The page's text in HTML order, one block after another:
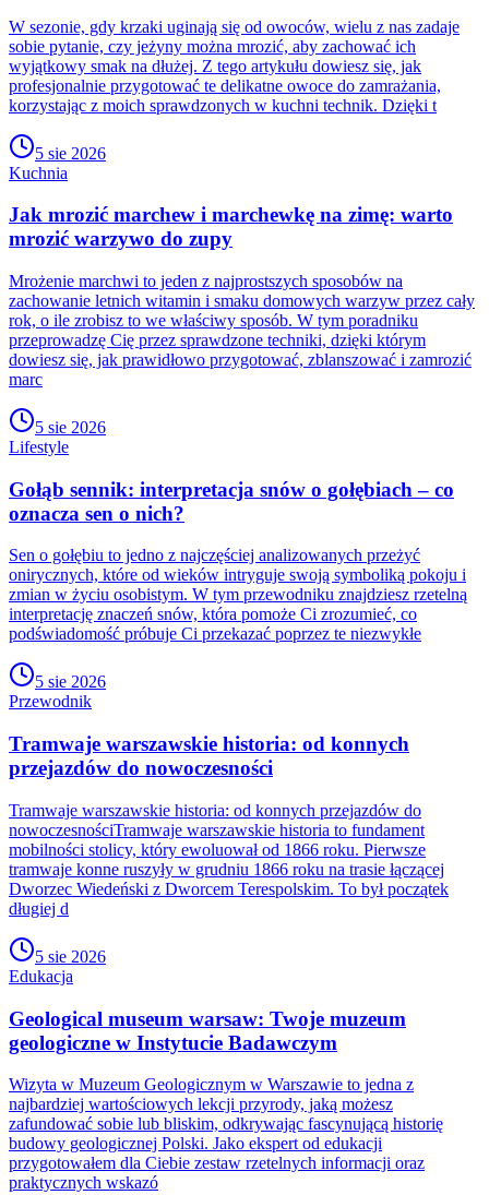
W sezonie, gdy krzaki uginają się od owoców, wielu z nas zadaje
sobie pytanie, czy jeżyny można mrozić, aby zachować ich
wyjątkowy smak na dłużej. Z tego artykułu dowiesz się, jak
profesjonalnie przygotować te delikatne owoce do zamrażania,
korzystając z moich sprawdzonych w kuchni technik. Dzięki t
5 sie 2026
Kuchnia
Jak mrozić marchew i marchewkę na zimę: warto
mrozić warzywo do zupy
Mrożenie marchwi to jeden z najprostszych sposobów na
zachowanie letnich witamin i smaku domowych warzyw przez cały
rok, o ile zrobisz to we właściwy sposób. W tym poradniku
przeprowadzę Cię przez sprawdzone techniki, dzięki którym
dowiesz się, jak prawidłowo przygotować, zblanszować i zamrozić
marc
5 sie 2026
Lifestyle
Gołąb sennik: interpretacja snów o gołębiach – co
oznacza sen o nich?
Sen o gołębiu to jedno z najczęściej analizowanych przeżyć
onirycznych, które od wieków intryguje swoją symboliką pokoju i
zmian w życiu osobistym. W tym przewodniku znajdziesz rzetelną
interpretację znaczeń snów, która pomoże Ci zrozumieć, co
podświadomość próbuje Ci przekazać poprzez te niezwykłe
5 sie 2026
Przewodnik
Tramwaje warszawskie historia: od konnych
przejazdów do nowoczesności
Tramwaje warszawskie historia: od konnych przejazdów do
nowoczesnościTramwaje warszawskie historia to fundament
mobilności stolicy, który ewoluował od 1866 roku. Pierwsze
tramwaje konne ruszyły w grudniu 1866 roku na trasie łączącej
Dworzec Wiedeński z Dworcem Terespolskim. To był początek
długiej d
5 sie 2026
Edukacja
Geological museum warsaw: Twoje muzeum
geologiczne w Instytucie Badawczym
Wizyta w Muzeum Geologicznym w Warszawie to jedna z
najbardziej wartościowych lekcji przyrody, jaką możesz
zafundować sobie lub bliskim, odkrywając fascynującą historię
budowy geologicznej Polski. Jako ekspert od edukacji
przygotowałem dla Ciebie zestaw rzetelnych informacji oraz
praktycznych wskazó